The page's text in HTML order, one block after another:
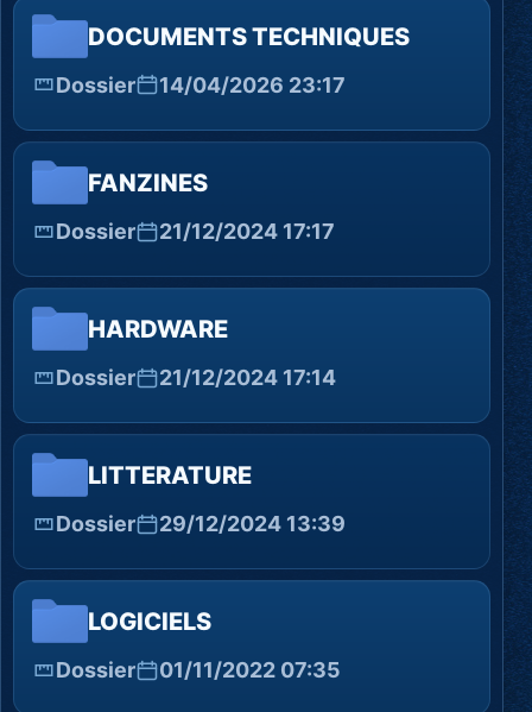
DOCUMENTS TECHNIQUES
Dossier 14/04/2026 23:17
FANZINES
Dossier 21/12/2024 17:17
HARDWARE
Dossier 21/12/2024 17:14
LITTERATURE
Dossier 29/12/2024 13:39
LOGICIELS
Dossier 01/11/2022 07:35